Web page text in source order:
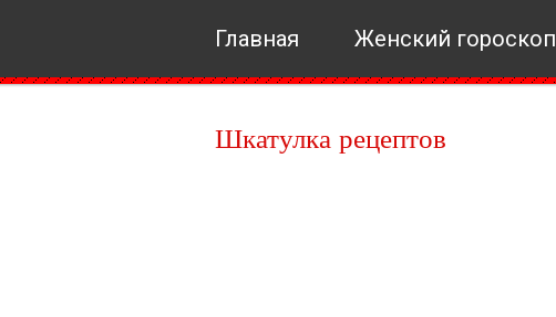
Главная Женский гороскоп
Шкатулка рецептов